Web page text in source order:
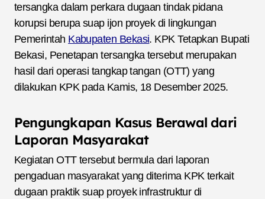
tersangka dalam perkara dugaan tindak pidana
korupsi berupa suap ijon proyek di lingkungan
Pemerintah Kabupaten Bekasi. KPK Tetapkan Bupati
Bekasi, Penetapan tersangka tersebut merupakan
hasil dari operasi tangkap tangan (OTT) yang
dilakukan KPK pada Kamis, 18 Desember 2025.
Pengungkapan Kasus Berawal dari
Laporan Masyarakat
Kegiatan OTT tersebut bermula dari laporan
pengaduan masyarakat yang diterima KPK terkait
dugaan praktik suap proyek infrastruktur di